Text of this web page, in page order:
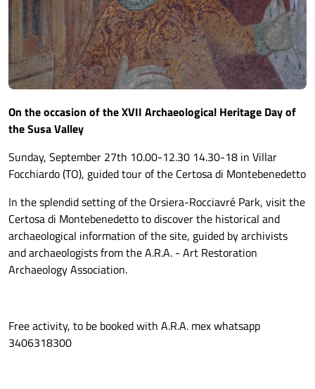
On the occasion of the XVII Archaeological Heritage Day of
the Susa Valley
Sunday, September 27th 10.00-12.30 14.30-18 in Villar
Focchiardo (TO), guided tour of the Certosa di Montebenedetto
In the splendid setting of the Orsiera-Rocciavré Park, visit the
Certosa di Montebenedetto to discover the historical and
archaeological information of the site, guided by archivists
and archaeologists from the A.R.A. - Art Restoration
Archaeology Association.
Free activity, to be booked with A.R.A. mex whatsapp
3406318300